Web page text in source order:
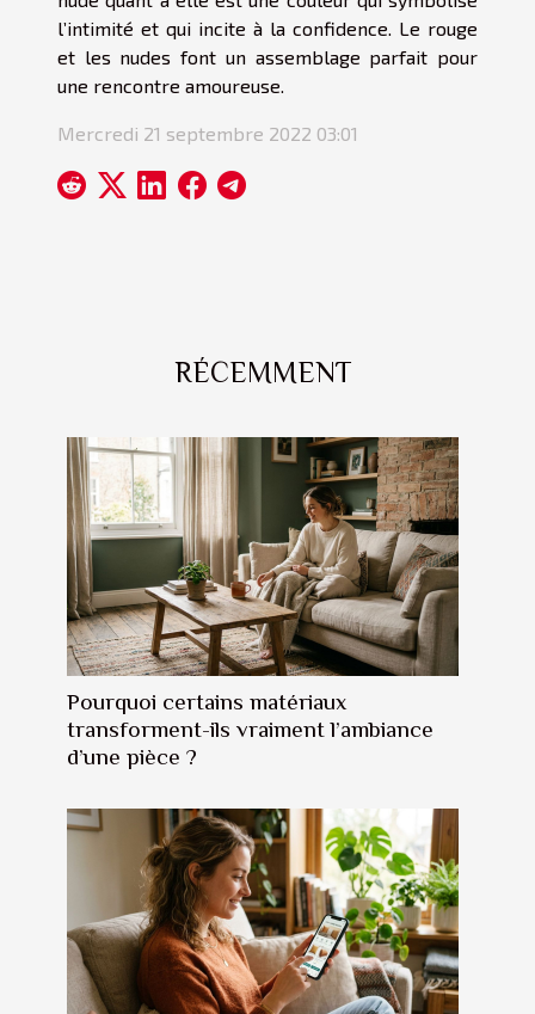
l’intimité et qui incite à la confidence. Le rouge
et les nudes font un assemblage parfait pour
une rencontre amoureuse.
Mercredi 21 septembre 2022 03:01
RÉCEMMENT
Pourquoi certains matériaux
transforment-ils vraiment l’ambiance
d’une pièce ?